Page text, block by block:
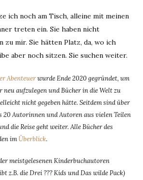
ich noch am Tisch, alleine mit meinen
treten ein. Sie haben nicht
zu mir. Sie hätten Platz, da, wo ich
aber noch sitzen. Sie suchen weiter.
Abenteuerwurde Ende 2020 gegründet, um
neu aufzulegen und Bücher in die Welt zu
nicht gegeben hätte. Seitdem sind über
20 Autorinnen und Autoren aus vielen Teilen
die Reise geht weiter. Alle Bücher des
imÜberblick.
meistgelesenen Kinderbuchautoren
z.B. die Drei ??? Kids und Das wilde Pack)